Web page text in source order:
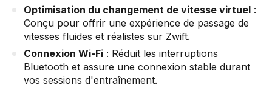
Optimisation du changement de vitesse virtuel :
Conçu pour offrir une expérience de passage de
vitesses fluides et réalistes sur Zwift.
Connexion Wi-Fi : Réduit les interruptions
Bluetooth et assure une connexion stable durant
vos sessions d'entraînement.